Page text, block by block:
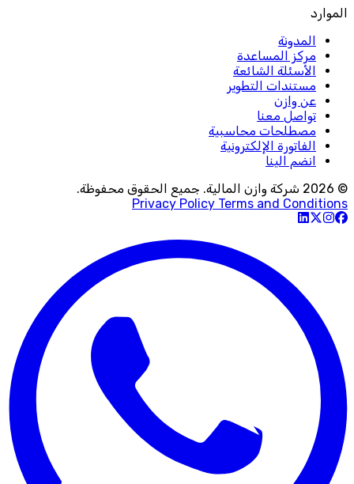
الموارد
المدونة
مركز المساعدة
الأسئلة الشائعة
مستندات التطوير
عن وازن
تواصل معنا
مصطلحات محاسبية
الفاتورة الإلكترونية
انضم الينا
© 2026 شركة وازن المالية. جميع الحقوق محفوظة.
Privacy Policy Terms and Conditions